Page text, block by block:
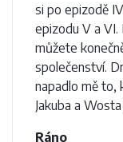
si po epizodě
epizodu V a
můžete
společenství.
napadlo mě to,
Jakuba a Wosta
Ráno